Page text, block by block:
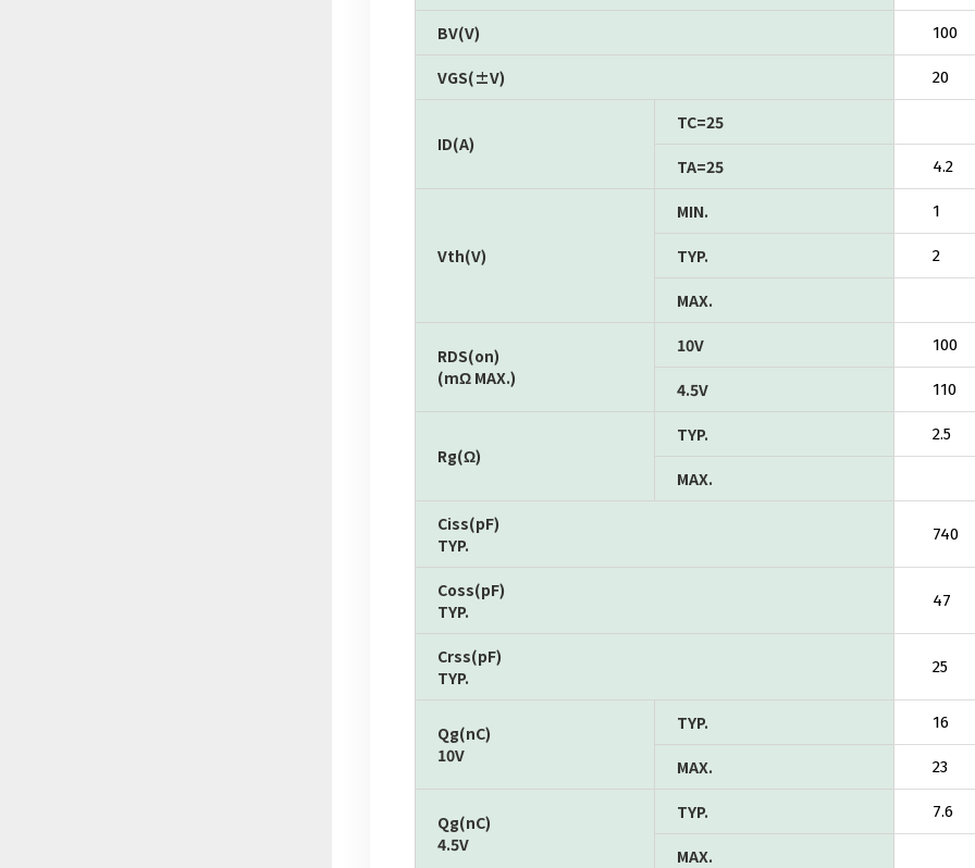
BV(V) 100
VGS(±V) 20
ID(A)
TC=25
TA=25 4.2
Vth(V)
MIN. 1
TYP. 2
MAX.
RDS(on)
(mΩ MAX.)
10V 100
4.5V 110
Rg(Ω)
TYP. 2.5
MAX.
Ciss(pF)
TYP.
740
Coss(pF)
TYP.
47
Crss(pF)
TYP.
25
Qg(nC)
10V
TYP. 16
MAX. 23
Qg(nC)
4.5V
TYP. 7.6
MAX.